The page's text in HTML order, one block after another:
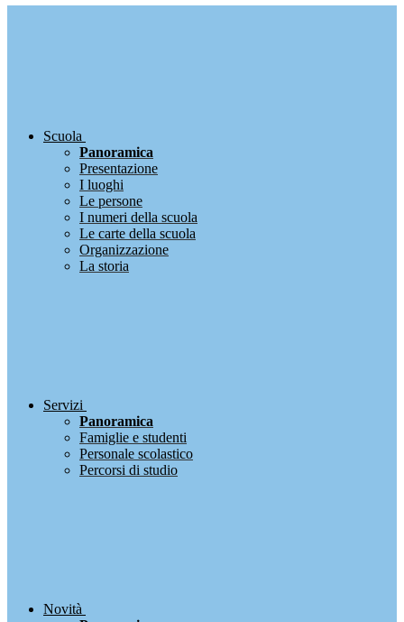
Scuola
Panoramica
Presentazione
I luoghi
Le persone
I numeri della scuola
Le carte della scuola
Organizzazione
La storia
Servizi
Panoramica
Famiglie e studenti
Personale scolastico
Percorsi di studio
Novità